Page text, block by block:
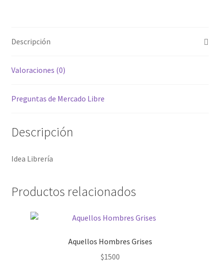
Descripción
Valoraciones (0)
Preguntas de Mercado Libre
Descripción
Idea Librería
Productos relacionados
Aquellos Hombres Grises
$1500